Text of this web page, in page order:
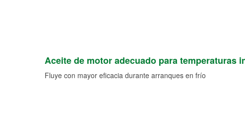
Aceite de motor adecuado para temperaturas
Fluye con mayor eficacia durante arranques en frío